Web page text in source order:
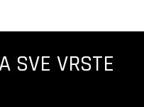
SVE VRSTE